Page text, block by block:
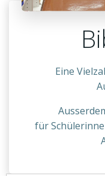
Eine
für